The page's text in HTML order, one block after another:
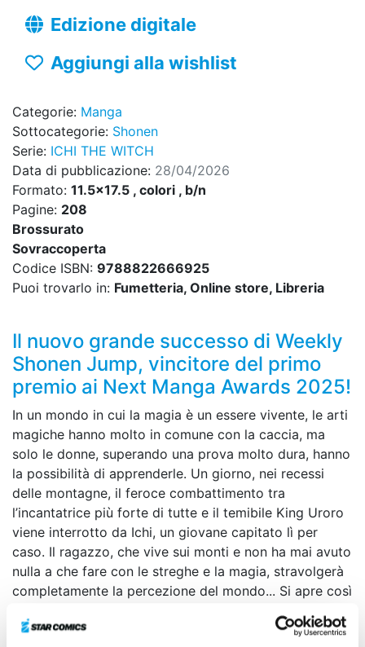
Edizione digitale
Aggiungi alla wishlist
Categorie: Manga
Sottocategorie: Shonen
Serie: ICHI THE WITCH
Data di pubblicazione: 28/04/2026
Formato: 11.5x17.5 , colori , b/n
Pagine: 208
Brossurato
Sovraccoperta
Codice ISBN: 9788822666925
Puoi trovarlo in: Fumetteria, Online store, Libreria
Il nuovo grande successo di Weekly
Shonen Jump, vincitore del primo
premio ai Next Manga Awards 2025!
In un mondo in cui la magia è un essere vivente, le arti
magiche hanno molto in comune con la caccia, ma
solo le donne, superando una prova molto dura, hanno
la possibilità di apprenderle. Un giorno, nei recessi
delle montagne, il feroce combattimento tra
l’incantatrice più forte di tutte e il temibile King Uroro
viene interrotto da Ichi, un giovane capitato lì per
caso. Il ragazzo, che vive sui monti e non ha mai avuto
nulla a che fare con le streghe e la magia, stravolgerà
completamente la percezione del mondo... Si apre così
caccia e della magia!